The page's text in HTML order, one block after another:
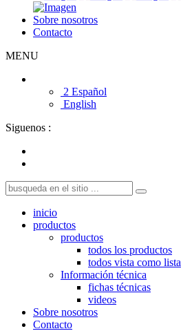
Sobre nosotros
Contacto
MENU
2 Español
English
Siguenos :
inicio
productos
productos
todos los productos
todos vista como lista
Información técnica
fichas técnicas
videos
Sobre nosotros
Contacto